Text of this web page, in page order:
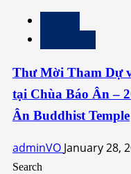
Thư Mời Tham Dự
tại Chùa Báo Ân –
Ân Buddhist Temple
adminVO January 28,
Search